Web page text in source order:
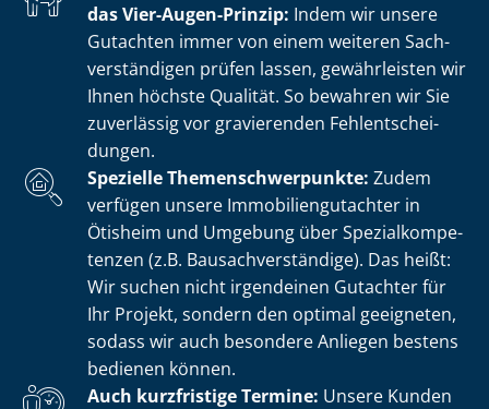
das Vier-Augen-Prinzip: Indem wir unsere
Gutachten immer von einem weiteren Sach­
ver­stän­di­gen prüfen lassen, gewährleisten wir
Ihnen höchste Qualität. So bewahren wir Sie
zuverlässig vor gravierenden Fehl­ent­schei­
dun­gen.
Spezielle The­men­schwer­punk­te: Zudem
verfügen unsere Im­mo­bi­li­en­gut­ach­ter in
Ötisheim und Umgebung über Spe­zi­al­kom­pe­
ten­zen (z.B. Bau­sach­ver­stän­di­ge). Das heißt:
Wir suchen nicht irgendeinen Gutachter für
Ihr Projekt, sondern den optimal geeigneten,
sodass wir auch besondere Anliegen bestens
bedienen können.
Auch kurzfristige Termine: Unsere Kunden